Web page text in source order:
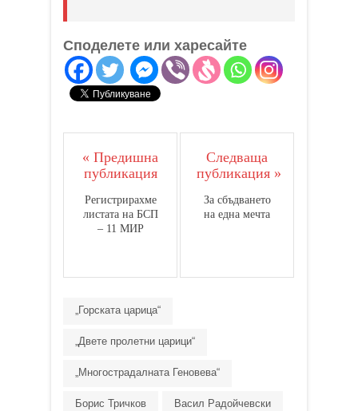
Споделете или харесайте
« Предишна
публикация
Регистрирахме
листата на БСП
– 11 МИР
Следваща
публикация »
За сбъдването
на една мечта
„Горската царица“
„Двете пролетни царици“
„Многострадалната Геновева“
Борис Тричков Васил Радойчевски